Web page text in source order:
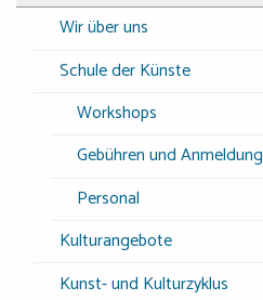
Wir über uns
Schule der Künste
Workshops
Gebühren und Anmeldung
Personal
Kulturangebote
Kunst- und Kulturzyklus